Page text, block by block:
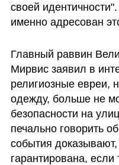
своей
именно адресован
Главный раввин
Мирвис заявил в
религиозные евреи,
одежду, больше не
безопасности на
печально говорить
события доказывают,
гарантирована,